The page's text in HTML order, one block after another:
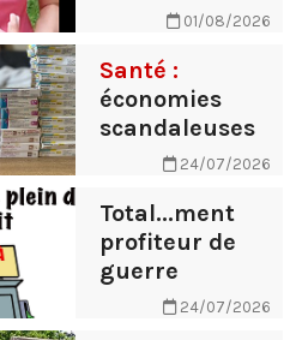
01/08/2026
Santé :
économies
scandaleuses
24/07/2026
Total...ment
profiteur de
guerre
24/07/2026